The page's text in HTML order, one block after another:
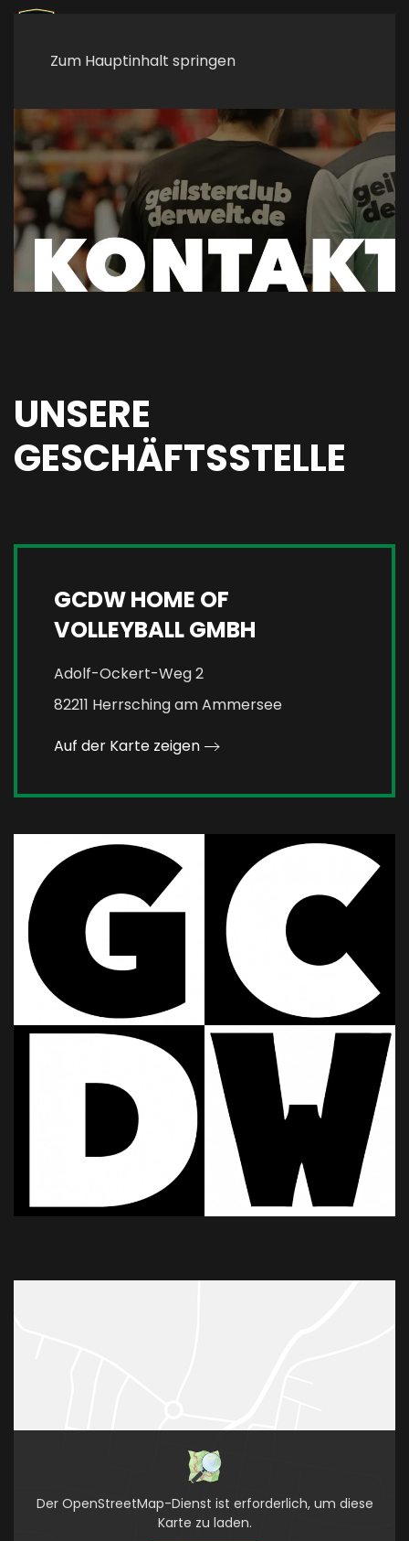
Zum Hauptinhalt springen
UNSERE
GESCHÄFTSSTELLE
GCDW HOME OF
VOLLEYBALL GMBH
Adolf-Ockert-Weg 2
82211 Herrsching am Ammersee
Auf der Karte zeigen
Der OpenStreetMap-Dienst ist erforderlich, um diese
Karte zu laden.